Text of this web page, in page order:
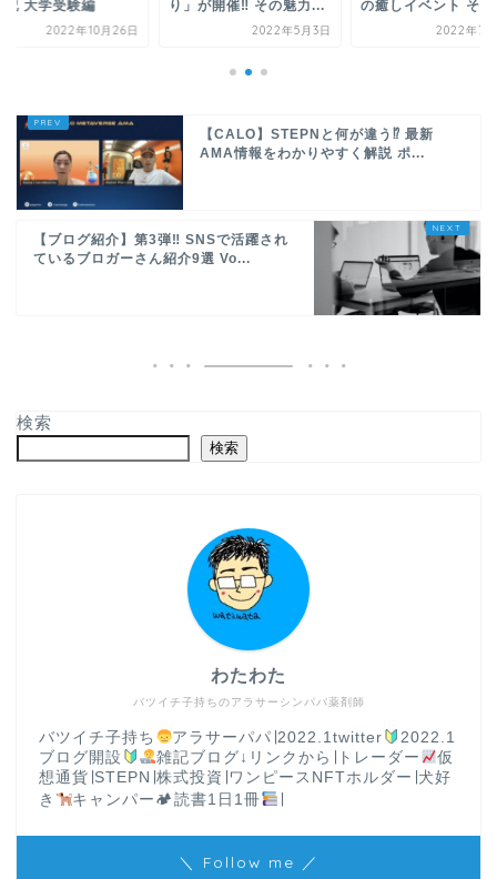
記 大学受験編
2022年10月26日
り」が開催‼ その魅力...
2022年5月3日
の癒しイベント そ...
2022年7
【CALO】STEPNと何が違う⁉ 最新
AMA情報をわかりやすく解説 ポ...
【ブログ紹介】第3弾‼ SNSで活躍され
ているブロガーさん紹介9選 Vo...
検索
検索
バツイチ子持ちのアラサーシンパパ薬剤師
わたわた
バツイチ子持ち アラサーパパ∣2022.1twitter
2022.1
ブログ開設
雑記ブログ↓リンクから∣トレーダー
仮
想通貨∣STEPN∣株式投資∣ワンピースNFTホルダー∣犬好
き
キャンパー🏕読書1日1冊
＼ Follow me ／